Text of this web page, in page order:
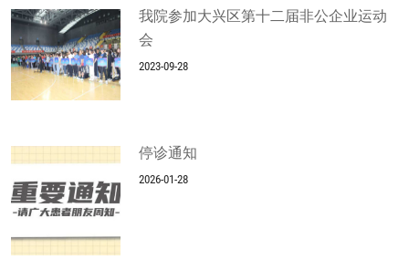
我院参加大兴区第十二届非公企业运动
会
2023-09-28
停诊通知
2026-01-28